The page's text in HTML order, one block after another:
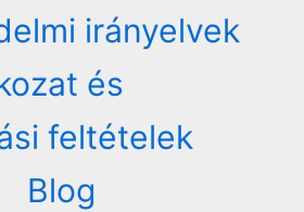
irányelvek
és
feltételek
Blog